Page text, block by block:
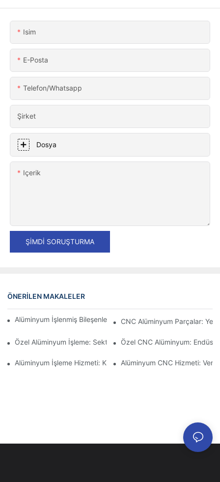
Isim
E-Posta
Telefon/whatsapp
Şirket
Dosya
Içerik
ŞIMDI SORUŞTURMA
ÖNERILEN MAKALELER
Alüminyum İşlenmiş Bileşenler: Niş Pazarlar İçin Özelleştirme
CNC Alüminyum Parçalar:
Özel Alüminyum İşleme: Sektördeki En Son Yenilikleri Keşfedin
Özel CNC Alüminyum:
Alüminyum İşleme Hizmeti: Kapsamlı Proje Yönetimi
Alüminyum CNC Hizmeti: Veri